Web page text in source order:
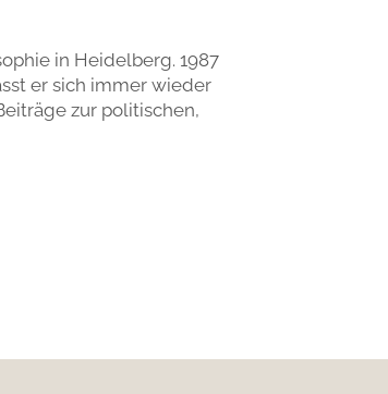
in Heidelberg. 1987
er sich immer wieder
zur politischen,